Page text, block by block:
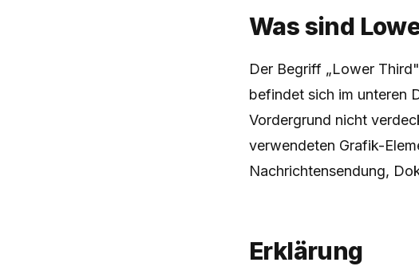
Was sind
Der Begriff „Lower
befindet sich im unteren
Vordergrund nicht
verwendeten Grafik-
Nachrichtensendung,
Erklärung